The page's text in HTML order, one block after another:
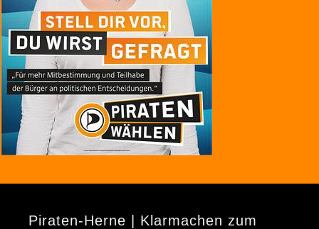
Piraten-Herne | Klarmachen zum